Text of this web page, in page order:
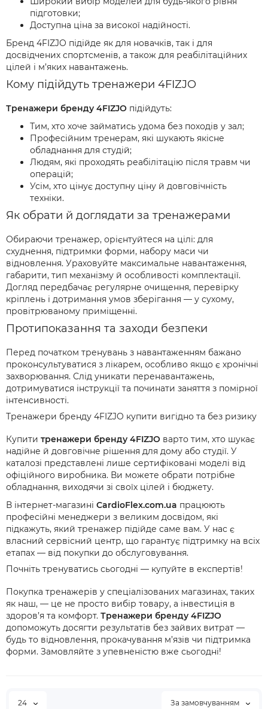
підготовки;
Доступна ціна за високої надійності.
Бренд 4FIZJO підійде як для новачків, так і для
досвідчених спортсменів, а також для реабілітаційних
цілей і м’яких навантажень.
Кому підійдуть тренажери 4FIZJO
Тренажери бренду 4FIZJO підійдуть:
Тим, хто хоче займатись удома без походів у зал;
Професійним тренерам, які шукають якісне
обладнання для студій;
Людям, які проходять реабілітацію після травм чи
операцій;
Усім, хто цінує доступну ціну й довговічність
техніки.
Як обрати й доглядати за тренажерами
Обираючи тренажер, орієнтуйтеся на цілі: для
схуднення, підтримки форми, набору маси чи
відновлення. Ураховуйте максимальне навантаження,
габарити, тип механізму й особливості комплектації.
Догляд передбачає регулярне очищення, перевірку
кріплень і дотримання умов зберігання — у сухому,
провітрюваному приміщенні.
Протипоказання та заходи безпеки
Перед початком тренувань з навантаженням бажано
проконсультуватися з лікарем, особливо якщо є хронічні
захворювання. Слід уникати перенавантажень,
дотримуватися інструкції та починати заняття з помірної
інтенсивності.
Тренажери бренду 4FIZJO купити вигідно та без ризику
Купити тренажери бренду 4FIZJO варто тим, хто шукає
надійне й довговічне рішення для дому або студії. У
каталозі представлені лише сертифіковані моделі від
офіційного виробника. Ви можете обрати потрібне
обладнання, виходячи зі своїх цілей і бюджету.
В інтернет-магазині CardioFlex.com.ua працюють
професійні менеджери з великим досвідом, які
підкажуть, який тренажер підійде саме вам. У нас є
власний сервісний центр, що гарантує підтримку на всіх
етапах — від покупки до обслуговування.
Почніть тренуватись сьогодні — купуйте в експертів!
Покупка тренажерів у спеціалізованих магазинах, таких
як наш, — це не просто вибір товару, а інвестиція в
здоров’я та комфорт. Тренажери бренду 4FIZJO
допоможуть досягти результатів без зайвих витрат —
будь то відновлення, прокачування м’язів чи підтримка
форми. Замовляйте з упевненістю вже сьогодні!
24 За замовчуванням